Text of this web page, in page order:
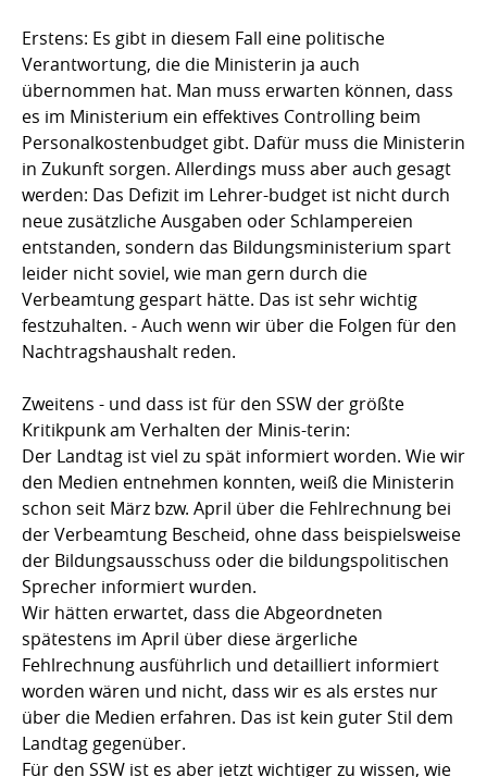
Erstens: Es gibt in diesem Fall eine politische
Verantwortung, die die Ministerin ja auch
übernommen hat. Man muss erwarten können, dass
es im Ministerium ein effektives Controlling beim
Personalkostenbudget gibt. Dafür muss die Ministerin
in Zukunft sorgen. Allerdings muss aber auch gesagt
werden: Das Defizit im Lehrer-budget ist nicht durch
neue zusätzliche Ausgaben oder Schlampereien
entstanden, sondern das Bildungsministerium spart
leider nicht soviel, wie man gern durch die
Verbeamtung gespart hätte. Das ist sehr wichtig
festzuhalten. - Auch wenn wir über die Folgen für den
Nachtragshaushalt reden.
Zweitens - und dass ist für den SSW der größte
Kritikpunk am Verhalten der Minis-terin:
Der Landtag ist viel zu spät informiert worden. Wie wir
den Medien entnehmen konnten, weiß die Ministerin
schon seit März bzw. April über die Fehlrechnung bei
der Verbeamtung Bescheid, ohne dass beispielsweise
der Bildungsausschuss oder die bildungspolitischen
Sprecher informiert wurden.
Wir hätten erwartet, dass die Abgeordneten
spätestens im April über diese ärgerliche
Fehlrechnung ausführlich und detailliert informiert
worden wären und nicht, dass wir es als erstes nur
über die Medien erfahren. Das ist kein guter Stil dem
Landtag gegenüber.
Für den SSW ist es aber jetzt wichtiger zu wissen, wie